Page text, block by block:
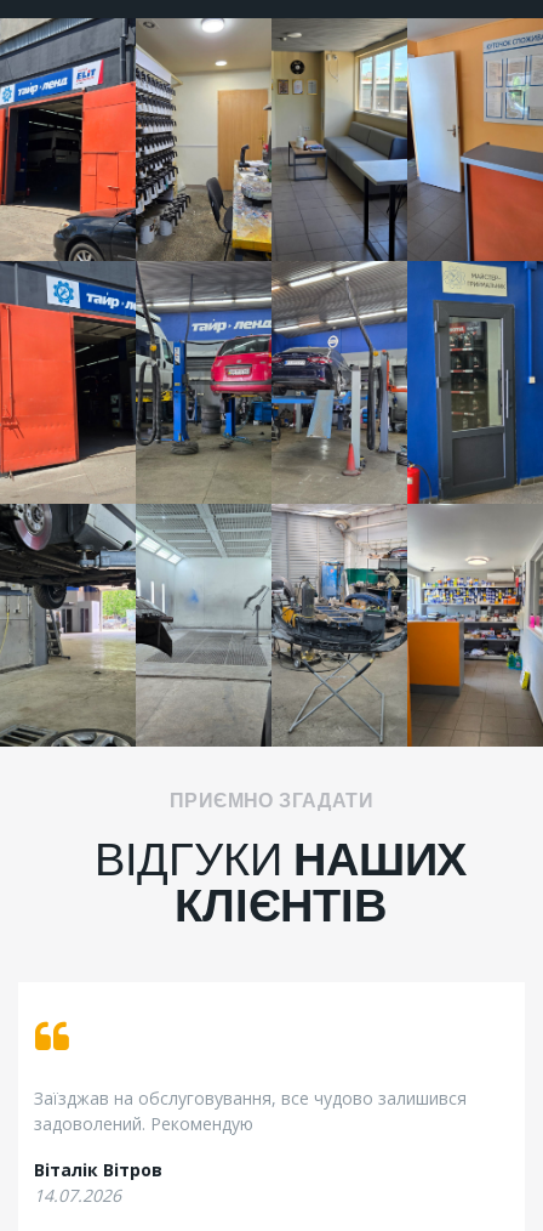
ПРИЄМНО ЗГАДАТИ
ВІДГУКИ НАШИХ
КЛІЄНТІВ
Заїзджав на обслуговування, все чудово залишився
задоволений. Рекомендую
Віталік Вітров
14.07.2026